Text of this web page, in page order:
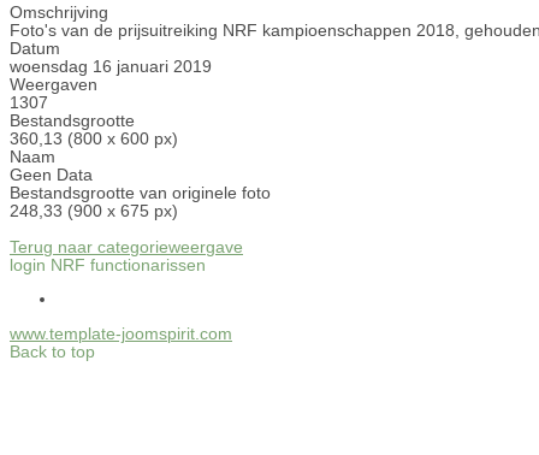
Omschrijving
Foto's van de prijsuitreiking NRF kampioenschappen 2018,
Datum
woensdag 16 januari 2019
Weergaven
1307
Bestandsgrootte
360,13 (800 x 600 px)
Naam
Geen Data
Bestandsgrootte van originele foto
248,33 (900 x 675 px)
Terug naar categorieweergave
login NRF functionarissen
www.template-joomspirit.com
Back to top